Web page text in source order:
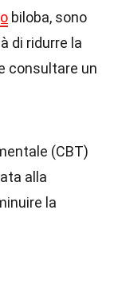
biloba, sono
di ridurre la
consultare un
(CBT)
alla
la